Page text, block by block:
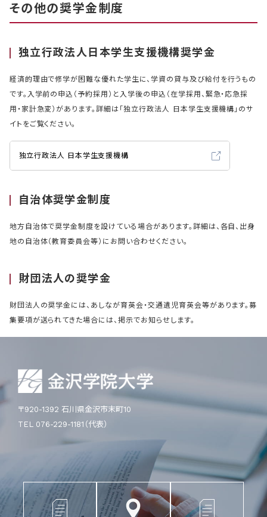
その他の奨学金制度
独立行政法人日本学生支援機構奨学金
経済的理由で修学が困難な優れた学生に、学資の貸与及び給付を行うもの
です。入学前の申込（予約採用）と入学後の申込（在学採用、緊急・応急採
用・家計急変）があります。詳細は「独立行政法人 日本学生支援機構」のサ
イトをご覧ください。
独立行政法人 日本学生支援機構
自治体奨学金制度
地方自治体で奨学金制度を設けている場合があります。詳細は、各自、出身
地の自治体（教育委員会等）にお問い合わせください。
財団法人の奨学金
財団法人の奨学金には、あしなが育英会・交通遺児育英会等があります。募
集要項が送られてきた場合には、掲示でお知らせします。
〒920-1392 石川県金沢市末町10
TEL 076-229-1181（代表）